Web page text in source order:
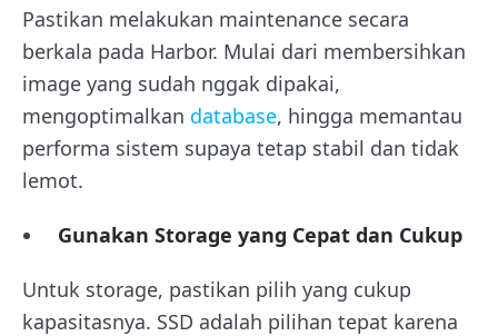
Pastikan melakukan maintenance secara
berkala pada Harbor. Mulai dari membersihkan
image yang sudah nggak dipakai,
mengoptimalkan database, hingga memantau
performa sistem supaya tetap stabil dan tidak
lemot.
Gunakan Storage yang Cepat dan Cukup
Untuk storage, pastikan pilih yang cukup
kapasitasnya. SSD adalah pilihan tepat karena